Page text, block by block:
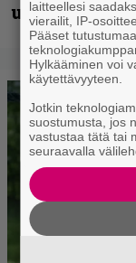
uudella
laitteellesi
vierailit, IP-
Pääset
Hylkääminen voi
käytettävyyteen.
Jotkin
suostumusta, jos
vastustaa tätä tai
seuraavalla